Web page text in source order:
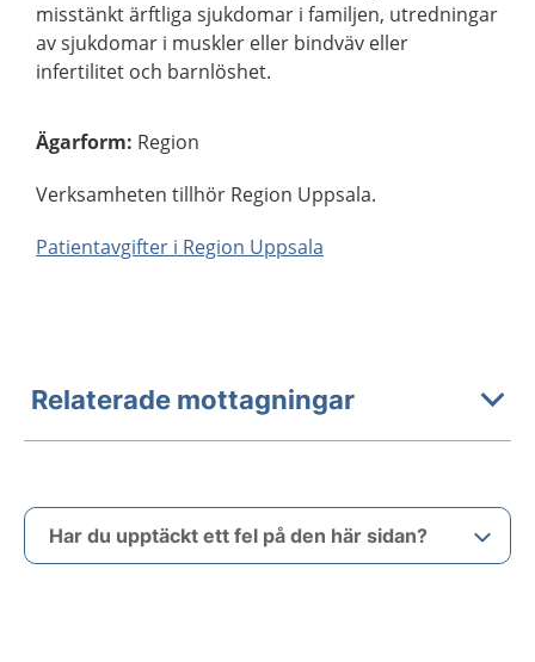
misstänkt ärftliga sjukdomar i familjen, utredningar
av sjukdomar i muskler eller bindväv eller
infertilitet och barnlöshet.
Ägarform: Region
Verksamheten tillhör Region Uppsala.
Patientavgifter i Region Uppsala
Relaterade mottagningar
Har du upptäckt ett fel på den här sidan?